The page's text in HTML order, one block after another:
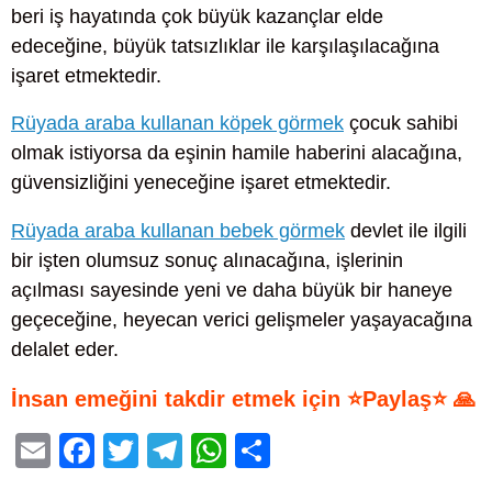
beri iş hayatında çok büyük kazançlar elde
edeceğine, büyük tatsızlıklar ile karşılaşılacağına
işaret etmektedir.
Rüyada araba kullanan köpek görmek çocuk sahibi
olmak istiyorsa da eşinin hamile haberini alacağına,
güvensizliğini yeneceğine işaret etmektedir.
Rüyada araba kullanan bebek görmek devlet ile ilgili
bir işten olumsuz sonuç alınacağına, işlerinin
açılması sayesinde yeni ve daha büyük bir haneye
geçeceğine, heyecan verici gelişmeler yaşayacağına
delalet eder.
İnsan emeğini takdir etmek için ⭐Paylaş⭐ 🙏
E
F
T
T
W